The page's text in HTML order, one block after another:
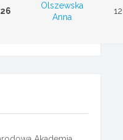
Olszewska
Anna